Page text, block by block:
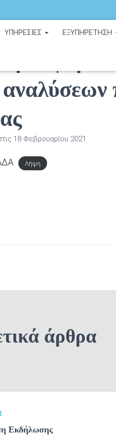
ΥΠΗΡΕΣΙΕΣ ΕΞΥΠΗΡΕΤΗΣΗ
18 Φεβρουαρίου 2021
Λήψη
άρθρα
Εκδήλωσης